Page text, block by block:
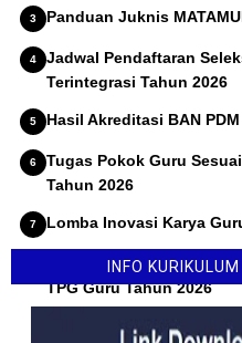
Panduan Juknis
Jadwal Pendaftaran
Terintegrasi Tahun 2026
Hasil Akreditasi BAN
Tugas Pokok Guru
Tahun 2026
Lomba Inovasi Karya
Permendikdasmen
TPG Guru Tahun 2026
INFO